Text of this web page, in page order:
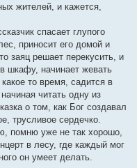
жителей, и кажется,
спасает глупого
приносит его домой и
заяц решает перекусить, и
шкафу, начинает жевать
то время, садится в
читать одну из
о том, как Бог создавал
трусливое сердечко.
помню уже не так хорошо,
в лесу, где каждый мог
он умеет делать.